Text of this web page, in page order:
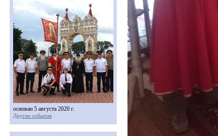
основан 5 августа 2020 г.
Другие события